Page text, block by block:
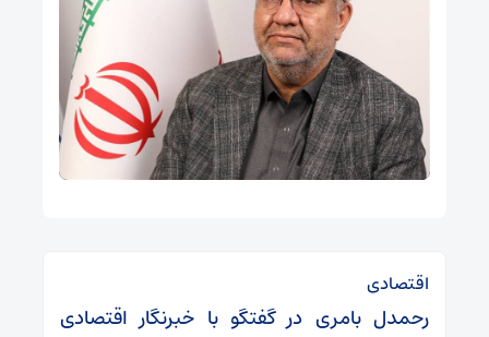
اقتصادی
رحمدل بامری در گفتگو با خبرنگار اقتصادی